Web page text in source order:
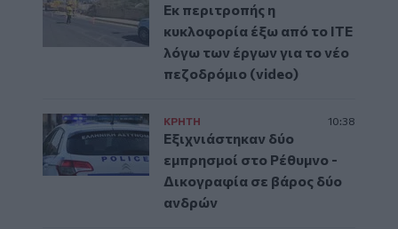
Εκ περιτροπής η
κυκλοφορία έξω από το ΙΤΕ
λόγω των έργων για το νέο
πεζοδρόμιο (video)
ΚΡΗΤΗ 10:38
Εξιχνιάστηκαν δύο
εμπρησμοί στο Ρέθυμνο -
Δικογραφία σε βάρος δύο
ανδρών